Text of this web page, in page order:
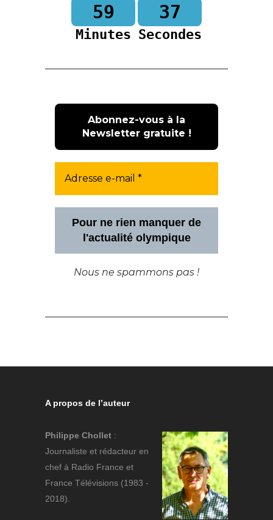
59
Minutes
36
Secondes
Pour ne rien manquer de
l'actualité olympique
Nous ne spammons pas !
A propos de l’auteur
Philippe Chollet :
Journaliste et rédacteur en
chef à Radio France et
France Télévisions (1983 -
2018).